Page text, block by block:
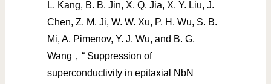
L. Kang, B. B. Jin, X. Q. Jia, X. Y. Liu, J.
Chen, Z. M. Ji, W. W. Xu, P. H. Wu, S. B.
Mi, A. Pimenov, Y. J. Wu, and B. G.
Wang，“ Suppression of
superconductivity in epitaxial NbN